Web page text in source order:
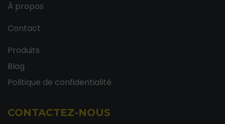
À propos
Contact
Produits
Blog
Politique de confidentialité
CONTACTEZ-NOUS